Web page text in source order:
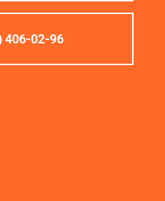
406-02-96